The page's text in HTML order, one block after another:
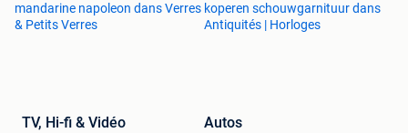
mandarine napoleon dans Verres
& Petits Verres
koperen schouwgarnituur dans
Antiquités | Horloges
TV, Hi-fi & Vidéo Autos